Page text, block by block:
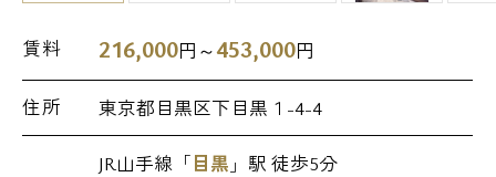
賃料 216,000円～453,000円
住所 東京都目黒区下目黒１-4-4
JR山手線「目黒 」駅 徒歩5分